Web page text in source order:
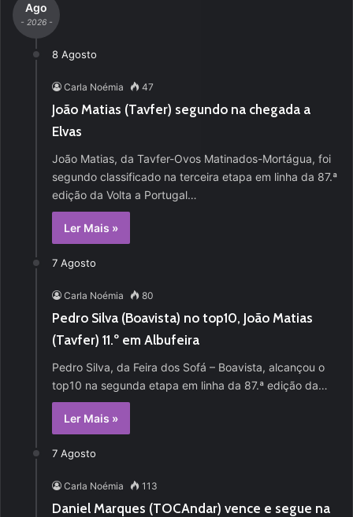
Ago
- 2026 -
8 Agosto
Carla Noémia 47
João Matias (Tavfer) segundo na chegada a
Elvas
João Matias, da Tavfer-Ovos Matinados-Mortágua, foi
segundo classificado na terceira etapa em linha da 87.ª
edição da Volta a Portugal…
Ler Mais »
7 Agosto
Carla Noémia 80
Pedro Silva (Boavista) no top10, João Matias
(Tavfer) 11.º em Albufeira
Pedro Silva, da Feira dos Sofá – Boavista, alcançou o
top10 na segunda etapa em linha da 87.ª edição da…
Ler Mais »
7 Agosto
Carla Noémia 113
Daniel Marques (TOCAndar) vence e segue na